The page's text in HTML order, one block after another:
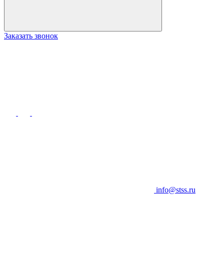
Заказать звонок
info@stss.ru